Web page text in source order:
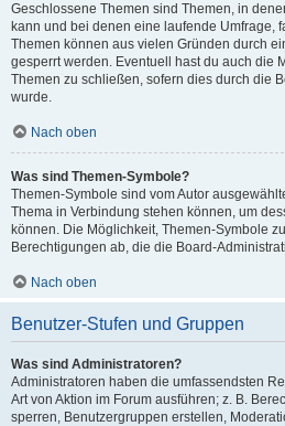
Geschlossene Themen sind Themen, in
kann und bei denen eine laufende Umfrage,
Themen können aus vielen Gründen durch
gesperrt werden. Eventuell hast du auch die
Themen zu schließen, sofern dies durch die
wurde.
Nach oben
Was sind Themen-Symbole?
Themen-Symbole sind vom Autor
Thema in Verbindung stehen können, um
können. Die Möglichkeit, Themen-Symbole
Berechtigungen ab, die die Board-
Nach oben
Benutzer-Stufen und Gruppen
Was sind Administratoren?
Administratoren haben die umfassendsten
Art von Aktion im Forum ausführen; z. B.
sperren, Benutzergruppen erstellen,